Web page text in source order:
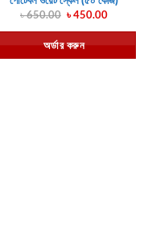
৳650.00 Original
was:
৳ 650.00.
৳450.00Current
is:
৳ 450.00.
অর্ডার করুন